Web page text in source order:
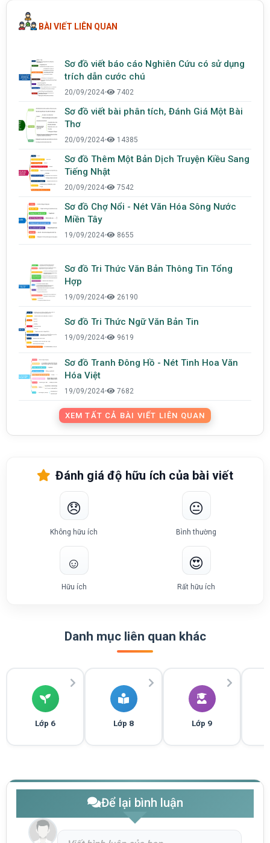
BÀI VIẾT LIÊN QUAN
Sơ đồ viết báo cáo Nghiên Cứu có sử dụng
trích dẫn cước chú
20/09/2024• 7402
Sơ đồ viết bài phân tích, Đánh Giá Một Bài
Thơ
20/09/2024• 14385
Sơ đồ Thêm Một Bản Dịch Truyện Kiều Sang
Tiếng Nhật
20/09/2024• 7542
Sơ đồ Chợ Nổi - Nét Văn Hóa Sông Nước
Miền Tây
19/09/2024• 8655
Sơ đồ Tri Thức Văn Bản Thông Tin Tổng
Hợp
19/09/2024• 26190
Sơ đồ Tri Thức Ngữ Văn Bản Tin
19/09/2024• 9619
Sơ đồ Tranh Đông Hồ - Nét Tinh Hoa Văn
Hóa Việt
19/09/2024• 7682
XEM TẤT CẢ BÀI VIẾT LIÊN QUAN
Đánh giá độ hữu ích của bài viết
😞
Không hữu ích
😐
Bình thường
☺️
Hữu ích
😍
Rất hữu ích
Danh mục liên quan khác
Lớp 6 Lớp 8 Lớp 9
Để lại bình luận